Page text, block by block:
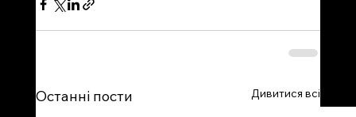
Останні пости Дивитися всі